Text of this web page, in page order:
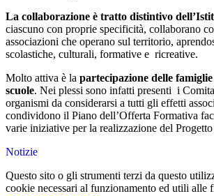
La collaborazione è tratto distintivo
ciascuno con proprie specificità, collaborano
associazioni che operano sul territorio,
scolastiche, culturali, formative e ricreative.
Molto attiva è la partecipazione delle
scuole. Nei plessi sono infatti presenti i
organismi da considerarsi a tutti gli effetti
condividono il Piano dell’Offerta Formativa
varie iniziative per la realizzazione del
Notizie
Questo sito o gli strumenti terzi da questo
cookie necessari al funzionamento ed utili alle